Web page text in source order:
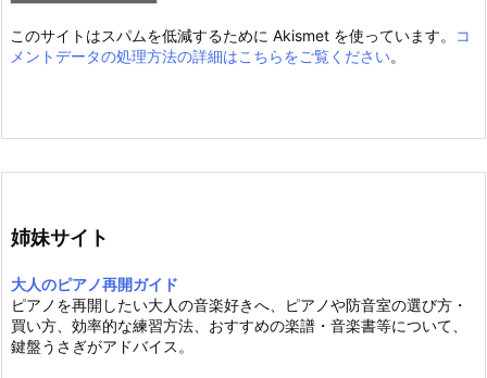
このサイトはスパムを低減するために Akismet を使っています。
コ
メントデータの処理方法の詳細はこちらをご覧ください。
姉妹サイト
大人のピアノ再開ガイド
ピアノを再開したい大人の音楽好きへ、ピアノや防音室の選び方・
買い方、効率的な練習方法、おすすめの楽譜・音楽書等について、
鍵盤うさぎがアドバイス。